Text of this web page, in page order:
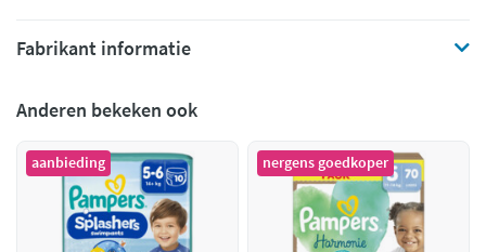
Fabrikant informatie
Anderen bekeken ook
aanbieding nergens goedkoper